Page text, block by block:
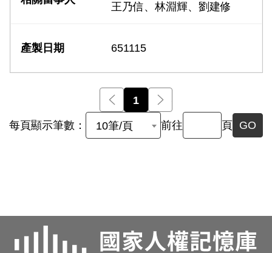
王乃信、林淵輝、劉建修
651115
前一頁
1
每頁顯示筆數： 10筆/頁 前往 頁 GO